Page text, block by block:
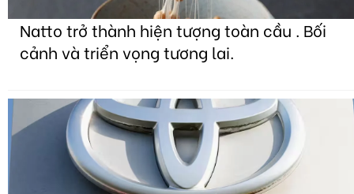
Natto trở thành hiện tượng toàn cầu . Bối
cảnh và triển vọng tương lai.